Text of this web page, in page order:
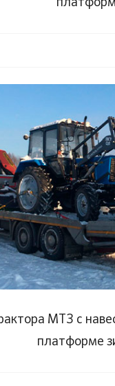
МТЗ с
платформе